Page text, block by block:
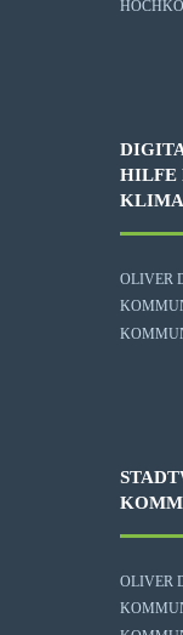
HILFE
OLIVER
OLIVER